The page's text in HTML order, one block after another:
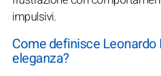
impulsivi.
Come definisce Leonardo
eleganza?